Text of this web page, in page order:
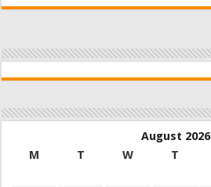
August 2026
M
T W T